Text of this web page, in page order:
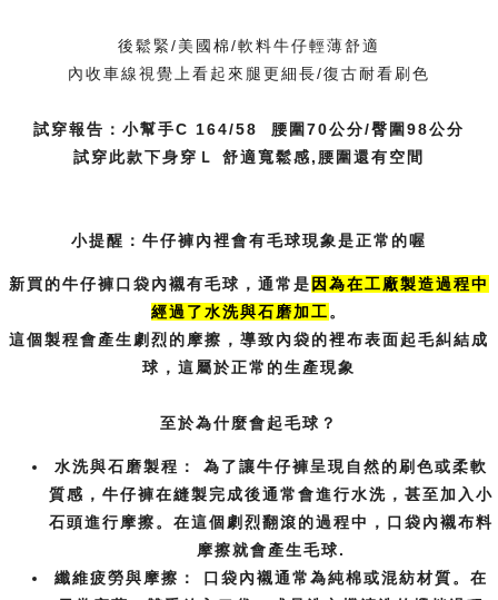
後鬆緊/美國棉/軟料牛仔輕薄舒適
內收車線視覺上看起來腿更細長/復古耐看刷色
試穿報告：小幫手C 164/58 腰圍70公分/臀圍98公分
試穿此款下身穿Ｌ 舒適寬鬆感,腰圍還有空間
小提醒：牛仔褲內裡會有毛球現象是正常的喔
新買的牛仔褲口袋內襯有毛球，通常是 因為在工廠製造過程中
經過了水洗與石磨加工。
這個製程會產生劇烈的摩擦，導致內袋的裡布表面起毛糾結成
球，這屬於正常的生產現象
至於為什麼會起毛球？
水洗與石磨製程：
為了讓牛仔褲呈現自然的刷色或柔軟
質感，牛仔褲在縫製完成後通常會進行水洗，甚至加入小
石頭進行摩擦。在這個劇烈翻滾的過程中，口袋內襯布料
摩擦就會產生毛球.
纖維疲勞與摩擦：
口袋內襯通常為純棉或混紡材質。在